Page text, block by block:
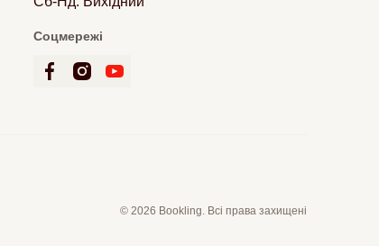
Соцмережі
© 2026 Bookling. Всі права захищені